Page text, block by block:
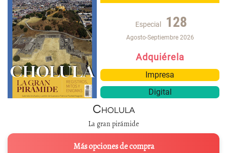
Especial 128
Agosto-Septiembre 2026
Adquiérela
Impresa
Digital
Cholula
La gran pirámide
Más opciones de compra